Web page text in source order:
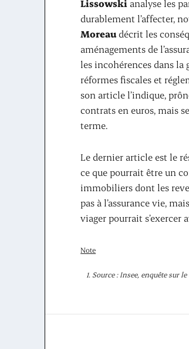
Lissowski analyse les
durablement l’affecter,
Moreaudécrit les
aménagements de
les incohérences dans la
réformes fiscales et
son article l’indique,
contrats en euros, mais
terme.
Le dernier article est le
ce que pourrait être un
immobiliers dont les
pas à l’assurance vie,
viager pourrait s’exercer
Note
Source : Insee, enquête sur